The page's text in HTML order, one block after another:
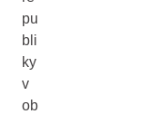
pu
bli
ky
v
ob